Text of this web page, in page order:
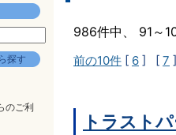
探す
のご利
986件中、 91～
前の10件 [ 6 ] [ 7
トラスト